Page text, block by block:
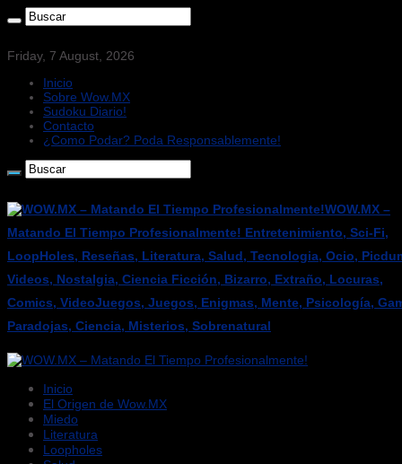
Friday, 7 August, 2026
Inicio
Sobre Wow.MX
Sudoku Diario!
Contacto
¿Como Podar? Poda Responsablemente!
WOW.MX –
Matando El Tiempo Profesionalmente! Entretenimiento, Sci-Fi,
LoopHoles, Reseñas, Literatura, Salud, Tecnologia, Ocio,
Videos, Nostalgia, Ciencia Ficción, Bizarro, Extraño, Locuras,
Comics, VideoJuegos, Juegos, Enigmas, Mente, Psicología,
Paradojas, Ciencia, Misterios, Sobrenatural
Inicio
El Origen de Wow.MX
Miedo
Literatura
Loopholes